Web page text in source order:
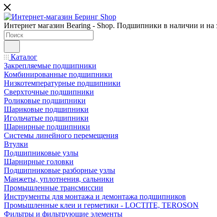
Интернет магазин Bearing - Shop. Подшипники в наличии и на
Каталог
Закрепляемые подшипники
Комбинированные подшипники
Низкотемпературные подшипники
Сверхточные подшипники
Роликовые подшипники
Шариковые подшипники
Игольчатые подшипники
Шарнирные подшипники
Системы линейного перемещения
Втулки
Подшипниковые узлы
Шарнирные головки
Подшипниковые разборные узлы
Манжеты, уплотнения, сальники
Промышленные трансмиссии
Инструменты для монтажа и демонтажа подшипников
Промышленные клеи и герметики - LOCTITE, TEROSON
Фильтры и фильтрующие элементы